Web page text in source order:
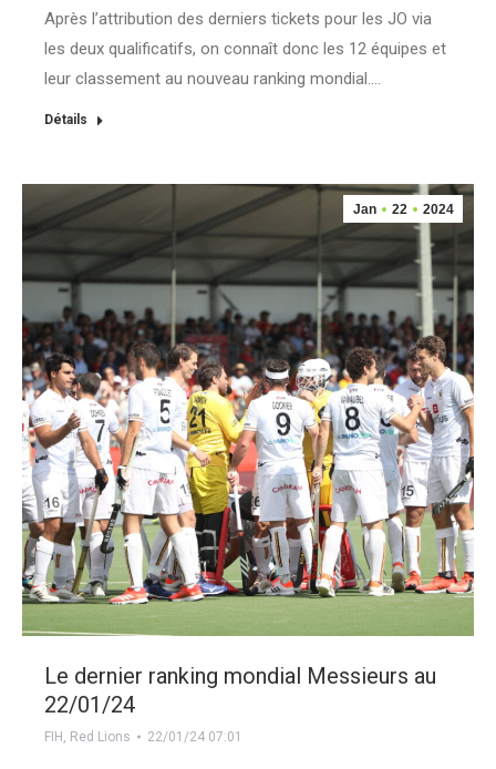
Après l’attribution des derniers tickets pour les JO via
les deux qualificatifs, on connaît donc les 12 équipes et
leur classement au nouveau ranking mondial.…
Détails
Jan 22 2024
Le dernier ranking mondial Messieurs au
22/01/24
FIH , Red Lions 22/01/24 07:01